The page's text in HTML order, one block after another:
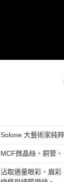
Solone 大藝術家純
MCF微晶絲、銅管
沾取適量眼彩、眉